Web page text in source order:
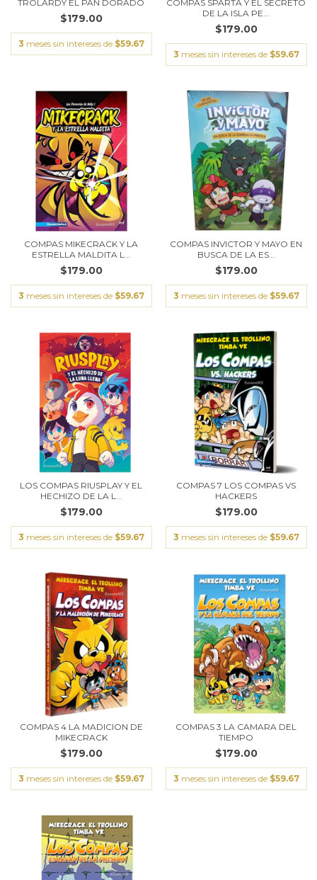
TROLARDY EL PAN DORADO
$179.00
3 meses sin intereses de $59.67
COMPAS SPARTA Y EL SECRETO
DE LA ISLA PE...
$179.00
3 meses sin intereses de $59.67
COMPAS MIKECRACK Y LA
ESTRELLA MALDITA L...
$179.00
3 meses sin intereses de $59.67
COMPAS INVICTOR Y MAYO EN
BUSCA DE LA ES...
$179.00
3 meses sin intereses de $59.67
LOS COMPAS RIUSPLAY Y EL
HECHIZO DE LA L...
$179.00
3 meses sin intereses de $59.67
COMPAS 7 LOS COMPAS VS
HACKERS
$179.00
3 meses sin intereses de $59.67
COMPAS 4 LA MADICION DE
MIKECRACK
$179.00
3 meses sin intereses de $59.67
COMPAS 3 LA CAMARA DEL
TIEMPO
$179.00
3 meses sin intereses de $59.67